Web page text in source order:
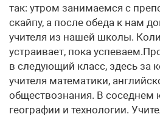
так: утром занимаемся с
скайпу, а после обеда к нам
учителя из нашей школы.
устраивает, пока
в следующий класс, здесь за
учителя математики,
обществознания. В соседнем
географии и технологии.